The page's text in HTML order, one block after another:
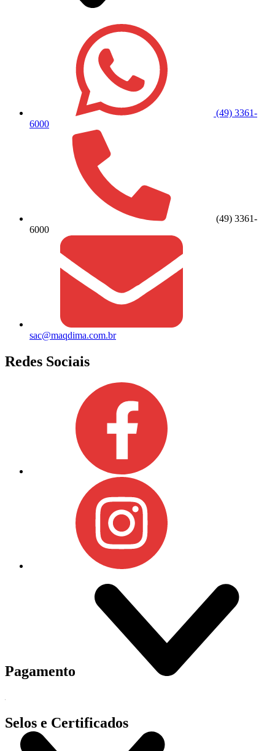
(49) 3361-
6000
(49) 3361-
6000
sac@maqdima.com.br
Redes Sociais
Pagamento
Selos e Certificados